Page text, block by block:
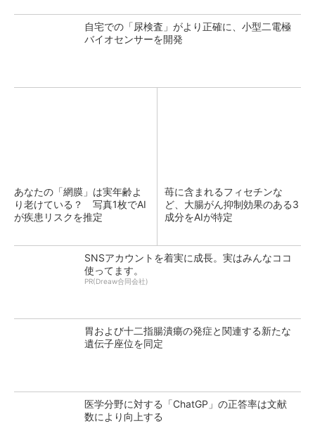
自宅での「尿検査」がより正確に、小型二電極
バイオセンサーを開発
あなたの「網膜」は実年齢よ
り老けている？ 写真1枚でAI
が疾患リスクを推定
苺に含まれるフィセチンな
ど、大腸がん抑制効果のある3
成分をAIが特定
SNSアカウントを着実に成長。実はみんなココ
使ってます。
PR(Dreaw合同会社)
胃および十二指腸潰瘍の発症と関連する新たな
遺伝子座位を同定
医学分野に対する「ChatGP」の正答率は文献
数により向上する